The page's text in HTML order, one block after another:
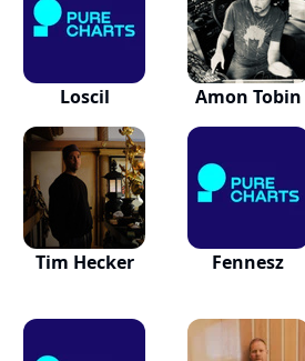
Loscil Amon Tobin
Tim Hecker Fennesz